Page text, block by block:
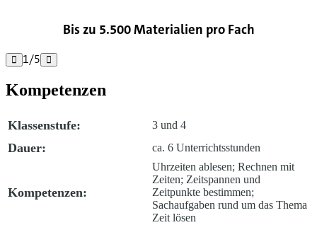
Bis zu 5.500 Materialien pro Fach
 1/5 
Kompetenzen
Klassenstufe: 3 und 4
Dauer: ca. 6 Unterrichtsstunden
Kompetenzen:
Uhrzeiten ablesen; Rechnen mit
Zeiten; Zeitspannen und
Zeitpunkte bestimmen;
Sachaufgaben rund um das Thema
Zeit lösen